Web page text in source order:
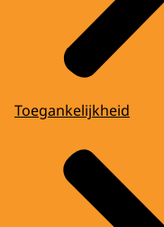
Toegankelijkheid